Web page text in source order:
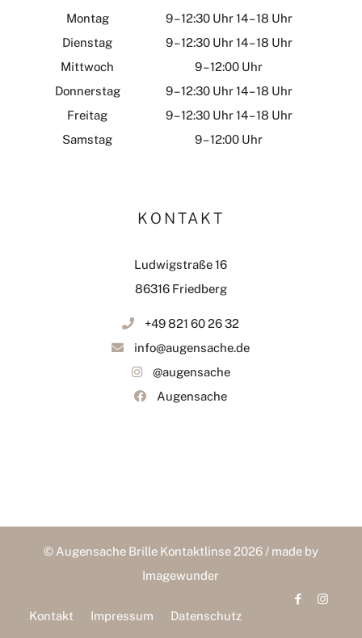
Montag
9 – 12:30 Uhr 14 – 18 Uhr
Dienstag
9 – 12:30 Uhr 14 – 18 Uhr
Mittwoch
9 – 12:00 Uhr
Donnerstag
9 – 12:30 Uhr 14 – 18 Uhr
Freitag
9 – 12:30 Uhr 14 – 18 Uhr
Samstag
9 – 12:00 Uhr
KONTAKT
Ludwigstraße 16
86316 Friedberg
+49 821 60 26 32
info@augensache.de
@augensache
Augensache
© Augensache Brille Kontaktlinse 2026 / made by
Imagewunder
Kontakt Impressum Datenschutz